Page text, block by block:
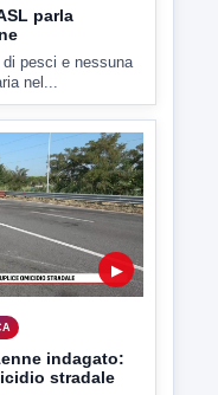
parla
pesci e nessuna
nel...
▶
indagato:
stradale